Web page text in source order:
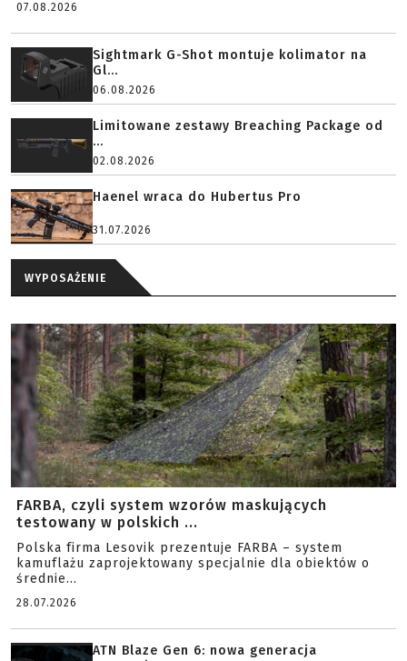
07.08.2026
Sightmark G-Shot montuje kolimator na
Gl...
06.08.2026
Limitowane zestawy Breaching Package od
...
02.08.2026
Haenel wraca do Hubertus Pro
31.07.2026
WYPOSAŻENIE
FARBA, czyli system wzorów maskujących
testowany w polskich ...
Polska firma Lesovik prezentuje FARBA – system
kamuflażu zaprojektowany specjalnie dla obiektów o
średnie...
28.07.2026
ATN Blaze Gen 6: nowa generacja